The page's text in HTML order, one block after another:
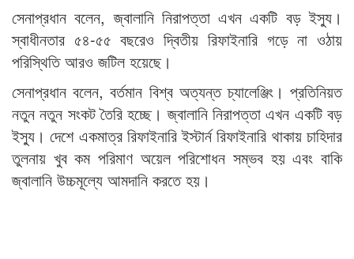
সেনাপ্রধান বলেন, জ্বালানি নিরাপত্তা এখন একটি বড় ইস্যু।
স্বাধীনতার ৫৪-৫৫ বছরেও দ্বিতীয় রিফাইনারি গড়ে না ওঠায়
পরিস্থিতি আরও জটিল হয়েছে।
সেনাপ্রধান বলেন, বর্তমান বিশ্ব অত্যন্ত চ্যালেঞ্জিং। প্রতিনিয়ত
নতুন নতুন সংকট তৈরি হচ্ছে। জ্বালানি নিরাপত্তা এখন একটি বড়
ইস্যু। দেশে একমাত্র রিফাইনারি ইস্টার্ন রিফাইনারি থাকায় চাহিদার
তুলনায় খুব কম পরিমাণ অয়েল পরিশোধন সম্ভব হয় এবং বাকি
জ্বালানি উচ্চমূল্যে আমদানি করতে হয়।